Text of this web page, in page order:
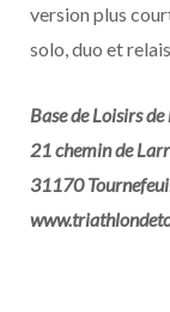
version plus
solo, duo et
Base de Loisirs
21 chemin de
31170